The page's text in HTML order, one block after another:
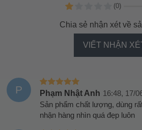
(0)
Chia sẻ nhận xét về
VIẾT NHẬN
P Phạm Nhật Anh 16:48, 17/
Sản phẩm chất lượng, dùng
nhận hàng nhìn quá đẹp luôn